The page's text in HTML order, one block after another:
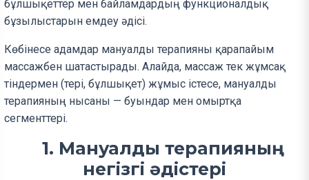
бұлшықеттер мен байламдардың функционалдық
бұзылыстарын емдеу әдісі.
Көбінесе адамдар мануалды терапияны қарапайым
массажбен шатастырады. Алайда, массаж тек жұмсақ
тіндермен (тері, бұлшықет) жұмыс істесе, мануалды
терапияның нысаны — буындар мен омыртқа
сегменттері.
1. Мануалды терапияның
негізгі әдістері